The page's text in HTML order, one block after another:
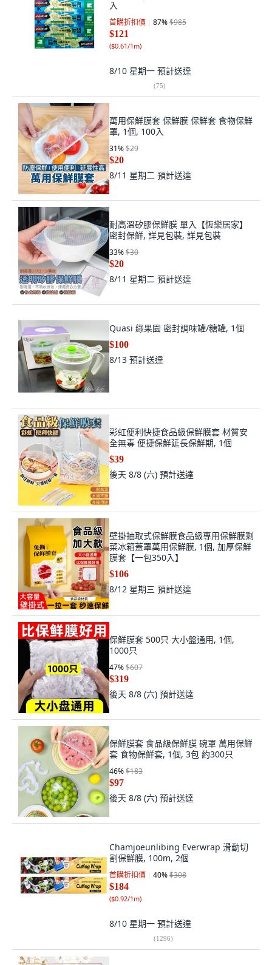
入
首購折扣價 87%$985
$121
($0.61/1m)
8/10 星期一 預計送達
(75)
萬用保鮮膜套 保鮮膜 保鮮套 食物保鮮
罩, 1個, 100入
31%$29
$20
8/11 星期二 預計送達
耐高溫矽膠保鮮膜 單入【恆樂居家】
密封保鮮, 詳見包裝, 詳見包裝
33%$30
$20
8/11 星期二 預計送達
Quasi 綠果園 密封調味罐/糖罐, 1個
$100
8/13 預計送達
彩虹便利快捷食品級保鮮膜套 材質安
全無毒 便捷保鮮延長保鮮期, 1個
$39
後天 8/8 (六) 預計送達
壁掛抽取式保鮮膜食品級專用保鮮膜剩
菜冰箱蓋罩萬用保鮮膜, 1個, 加厚保鮮
膜套【一包350入】
$106
8/12 星期三 預計送達
保鮮膜套 500只 大小盤通用, 1個,
1000只
47%$607
$319
後天 8/8 (六) 預計送達
保鮮膜套 食品級保鮮膜 碗罩 萬用保鮮
套 食物保鮮套, 1個, 3包 約300只
46%$183
$97
後天 8/8 (六) 預計送達
Chamjoeunlibing Everwrap 滑動切
割保鮮膜, 100m, 2個
首購折扣價 40%$308
$184
($0.92/1m)
8/10 星期一 預計送達
(1296)